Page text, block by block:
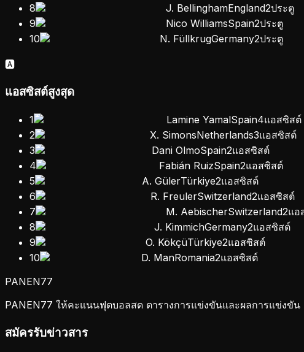
8
J. BellinghamEngland2ประตู
9
Nico WilliamsSpain2ประตู
10
N. FüllkrugGermany2ประตู
🅰️
แอสซิสต์สูงสุด
1 Lamine YamalSpain4แอสซิสต์
2
X. SimonsNetherlands3แอสซิสต์
3
Dani OlmoSpain2แอสซิสต์
4
Fabián RuizSpain2แอสซิสต์
5
A. GülerTürkiye2แอสซิสต์
6
R. FreulerSwitzerland2แอสซิสต์
7
M. AebischerSwitzerland2แอ
8
J. KimmichGermany2แอสซิสต์
9
O. KökçüTürkiye2แอสซิสต์
10
D. ManRomania2แอสซิสต์
PANEN77
PANEN77 ให้คะแนนฟุตบอลสด ตารางการแข่งขันและผลการแข่งขั
สมัครรับข่าวสาร